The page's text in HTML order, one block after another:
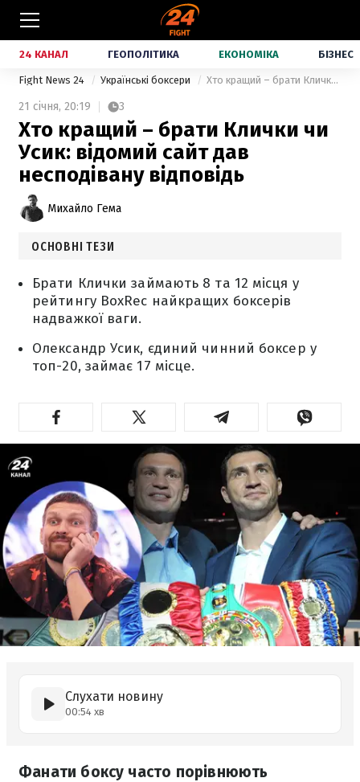
24 КАНАЛ ГЕОПОЛІТИКА ЕКОНОМІКА БІЗНЕС
Fight News 24 Українські боксери Хто кращий – брати Клички чи Усик: відомий сайт дав несподівану відповідь
21 січня, 20:19 3
Хто кращий – брати Клички чи
Усик: відомий сайт дав
несподівану відповідь
Михайло Гема
ОСНОВНІ ТЕЗИ
Брати Клички займають 8 та 12 місця у
рейтингу BoxRec найкращих боксерів
надважкої ваги.
Олександр Усик, єдиний чинний боксер у
топ-20, займає 17 місце.
Слухати новину
00:54 хв
Фанати боксу часто порівнюють